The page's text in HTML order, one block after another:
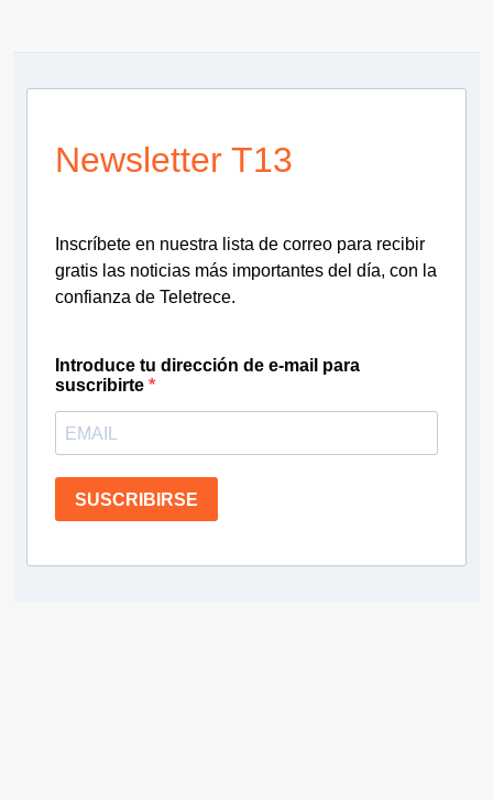
Newsletter T13
Inscríbete en nuestra lista de correo para recibir
gratis las noticias más importantes del día, con la
confianza de Teletrece.
Introduce tu dirección de e-mail para
suscribirte
SUSCRIBIRSE